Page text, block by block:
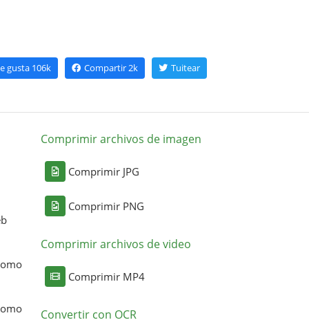
gusta106k Compartir 2k Tuitear
Comprimir archivos de imagen
Comprimir JPG
Comprimir PNG
Comprimir archivos de video
Comprimir MP4
Convertir con OCR